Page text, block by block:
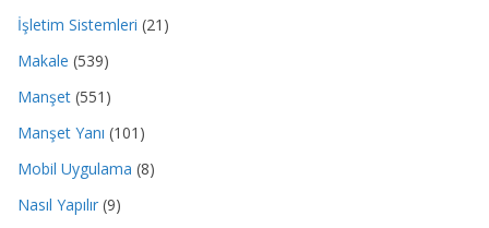
İşletim Sistemleri (21)
Makale (539)
Manşet (551)
Manşet Yanı (101)
Mobil Uygulama (8)
Nasıl Yapılır (9)